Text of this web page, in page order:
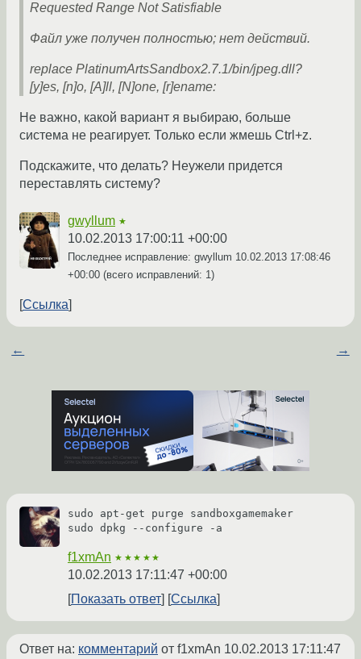
Requested Range Not Satisfiable
Файл уже получен полностью; нет действий.
replace PlatinumArtsSandbox2.7.1/bin/jpeg.dll?
[y]es, [n]o, [A]ll, [N]one, [r]ename:
Не важно, какой вариант я выбираю, больше
система не реагирует. Только если жмешь Ctrl+z.
Подскажите, что делать? Неужели придется
переставлять систему?
gwyllum ★
10.02.2013 17:00:11 +00:00
Последнее исправление: gwyllum 10.02.2013 17:08:46
+00:00 (всего исправлений: 1)
Ссылка
← →
sudo apt-get purge sandboxgamemaker
sudo dpkg --configure -a
f1xmAn ★★★★★
10.02.2013 17:11:47 +00:00
Показать ответ
Ссылка
Ответ на: комментарий от f1xmAn 10.02.2013 17:11:47